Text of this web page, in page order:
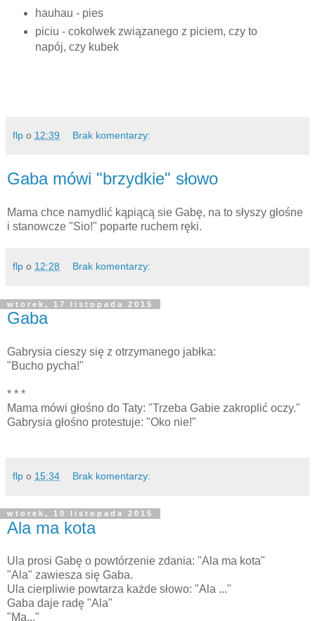
hauhau - pies
piciu - cokolwek związanego z piciem, czy to
napój, czy kubek
flp o 12:39 Brak komentarzy:
Gaba mówi "brzydkie" słowo
Mama chce namydlić kąpiącą sie Gabę, na to słyszy głośne
i stanowcze "Sio!" poparte ruchem ręki.
flp o 12:28 Brak komentarzy:
wtorek, 17 listopada 2015
Gaba
Gabrysia cieszy się z otrzymanego jabłka:
"Bucho pycha!"
* * *
Mama mówi głośno do Taty: "Trzeba Gabie zakroplić oczy."
Gabrysia głośno protestuje: "Oko nie!"
flp o 15:34 Brak komentarzy:
wtorek, 10 listopada 2015
Ala ma kota
Ula prosi Gabę o powtórzenie zdania: "Ala ma kota"
"Ala" zawiesza się Gaba.
Ula cierpliwie powtarza każde słowo: "Ala ..."
Gaba daje radę "Ala"
"Ma..."